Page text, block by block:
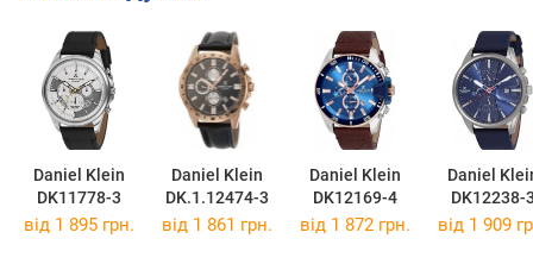
Daniel Klein
DK11778-3
Daniel Klein
DK.1.12474-3
Daniel Klein
DK12169-4
Daniel
DK12238-
від 1 895 грн. від 1 861 грн. від 1 872 грн. від 1 909